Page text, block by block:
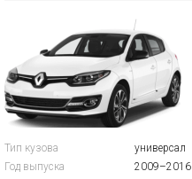
Тип кузова
универсал
Год выпуска
2009–2016